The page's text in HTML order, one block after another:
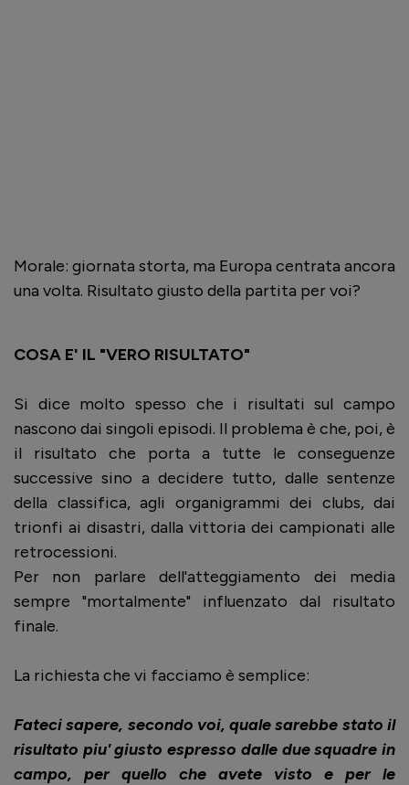
Morale: giornata storta, ma Europa centrata ancora
una volta. Risultato giusto della partita per voi?
COSA E' IL "VERO RISULTATO"
Si dice molto spesso che i risultati sul campo
nascono dai singoli episodi. Il problema è che, poi, è
il risultato che porta a tutte le conseguenze
successive sino a decidere tutto, dalle sentenze
della classifica, agli organigrammi dei clubs, dai
trionfi ai disastri, dalla vittoria dei campionati alle
retrocessioni.
Per non parlare dell'atteggiamento dei media
sempre "mortalmente" influenzato dal risultato
finale.
La richiesta che vi facciamo è semplice:
Fateci sapere, secondo voi, qualesarebbe stato il
risultato piu' giusto espresso dalle due squadre in
campo, per quello che avete visto e per le